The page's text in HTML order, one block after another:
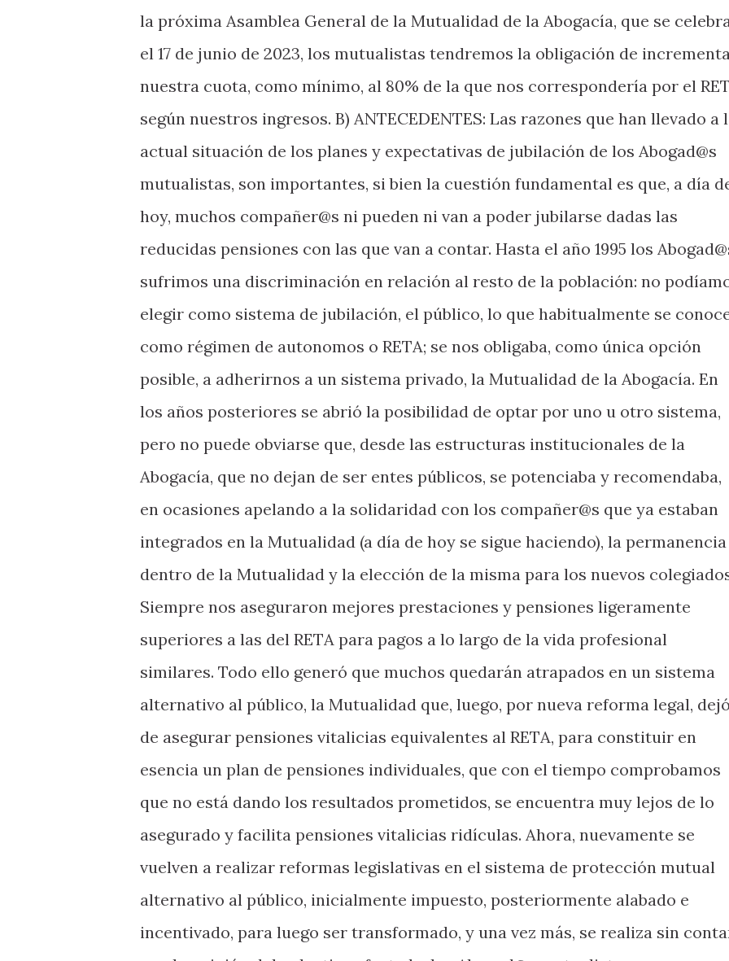
la próxima Asamblea General de la Mutualidad de la Abogacía, que se
el 17 de junio de 2023, los mutualistas tendremos la obligación de
nuestra cuota, como mínimo, al 80% de la que nos correspondería por el
según nuestros ingresos. B) ANTECEDENTES: Las razones que han llevado a
actual situación de los planes y expectativas de jubilación de los Abogad@s
mutualistas, son importantes, si bien la cuestión fundamental es que, a día
hoy, muchos compañer@s ni pueden ni van a poder jubilarse dadas las
reducidas pensiones con las que van a contar. Hasta el año 1995 los
sufrimos una discriminación en relación al resto de la población: no
elegir como sistema de jubilación, el público, lo que habitualmente se
como régimen de autonomos o RETA; se nos obligaba, como única opción
posible, a adherirnos a un sistema privado, la Mutualidad de la Abogacía. En
los años posteriores se abrió la posibilidad de optar por uno u otro sistema,
pero no puede obviarse que, desde las estructuras institucionales de la
Abogacía, que no dejan de ser entes públicos, se potenciaba y recomendaba,
en ocasiones apelando a la solidaridad con los compañer@s que ya estaban
integrados en la Mutualidad (a día de hoy se sigue haciendo), la permanencia
dentro de la Mutualidad y la elección de la misma para los nuevos
Siempre nos aseguraron mejores prestaciones y pensiones ligeramente
superiores a las del RETA para pagos a lo largo de la vida profesional
similares. Todo ello generó que muchos quedarán atrapados en un sistema
alternativo al público, la Mutualidad que, luego, por nueva reforma legal,
de asegurar pensiones vitalicias equivalentes al RETA, para constituir en
esencia un plan de pensiones individuales, que con el tiempo comprobamos
que no está dando los resultados prometidos, se encuentra muy lejos de lo
asegurado y facilita pensiones vitalicias ridículas. Ahora, nuevamente se
vuelven a realizar reformas legislativas en el sistema de protección mutual
alternativo al público, inicialmente impuesto, posteriormente alabado e
incentivado, para luego ser transformado, y una vez más, se realiza sin